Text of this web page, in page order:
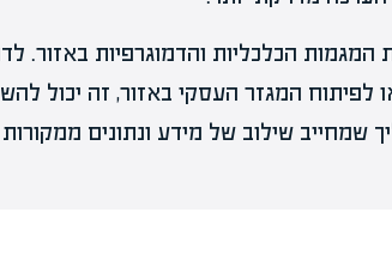
הכלכליות והדמוגרפיות באזור.
לפיתוח המגזר העסקי באזור, זה יכול
שמחייב שילוב של מידע ונתונים ממקורות